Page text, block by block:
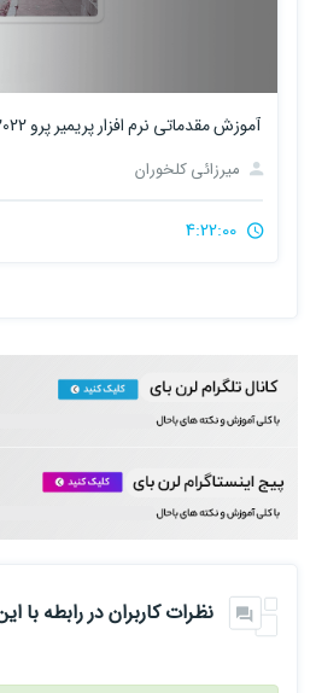
آموزش مقدماتی نرم افزار پریمیر پرو 2022
میرزائی کلخوران
نظرات کاربران در رابطه با